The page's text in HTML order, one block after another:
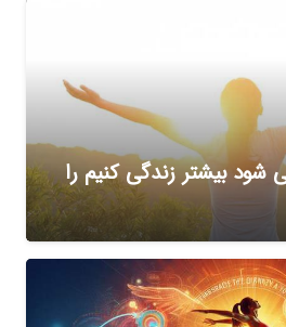
شود بیشتر زندگی کنیم را